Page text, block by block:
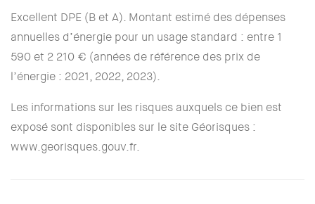
Excellent DPE (B et A). Montant estimé des dépenses
annuelles d’énergie pour un usage standard : entre 1
590 et 2 210 € (années de référence des prix de
l’énergie : 2021, 2022, 2023).
Les informations sur les risques auxquels ce bien est
exposé sont disponibles sur le site Géorisques :
www.georisques.gouv.fr.